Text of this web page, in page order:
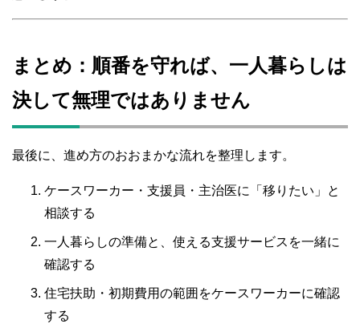
まとめ：順番を守れば、一人暮らしは
決して無理ではありません
最後に、進め方のおおまかな流れを整理します。
ケースワーカー・支援員・主治医に「移りたい」と
相談する
一人暮らしの準備と、使える支援サービスを一緒に
確認する
住宅扶助・初期費用の範囲をケースワーカーに確認
する